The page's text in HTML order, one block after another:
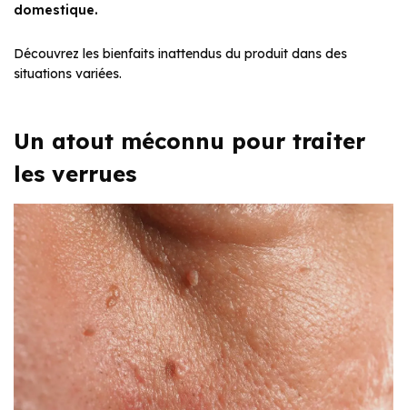
domestique.
Découvrez les bienfaits inattendus du produit dans des
situations variées.
Un atout méconnu pour traiter
les verrues